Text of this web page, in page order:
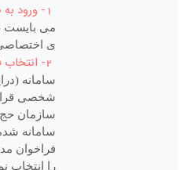
می بایست
ی
سامانه
شخصی قرار
سازمان
سامانه
را انتخاب